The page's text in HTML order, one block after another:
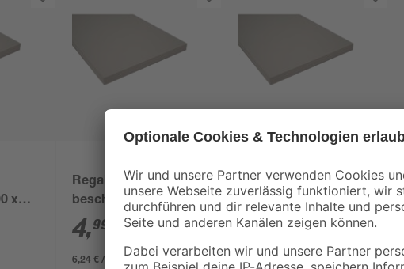
x
Regalboden
beschichtet 800 x 200
x 16 mm
4,99
6,24 € / Meter
Regalboden
beschichtet 800 x 300
x 16 mm
6,99€
8,74 € / Meter